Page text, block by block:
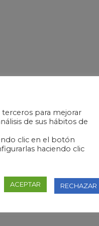
( desechable,
desde el día que
algun problema,
para mejorar
de sus hábitos de
clic en el botón
haciendo clic
ACEPTAR RECHAZAR